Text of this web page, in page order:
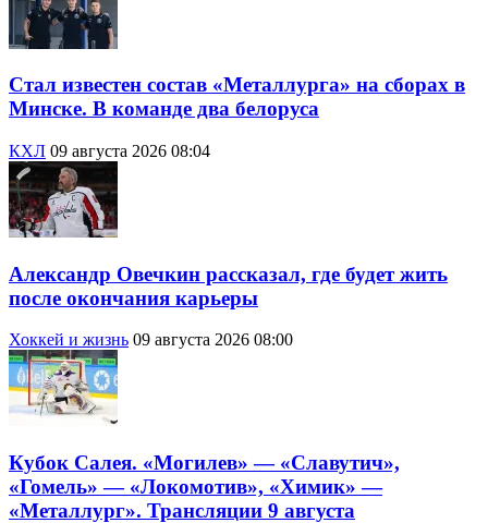
Стал известен состав «Металлурга» на сборах в
Минске. В команде два белоруса
КХЛ 09 августа 2026 08:04
Александр Овечкин рассказал, где будет жить
после окончания карьеры
Хоккей и жизнь 09 августа 2026 08:00
Кубок Салея. «Могилев» — «Славутич»,
«Гомель» — «Локомотив», «Химик» —
«Металлург». Трансляции 9 августа